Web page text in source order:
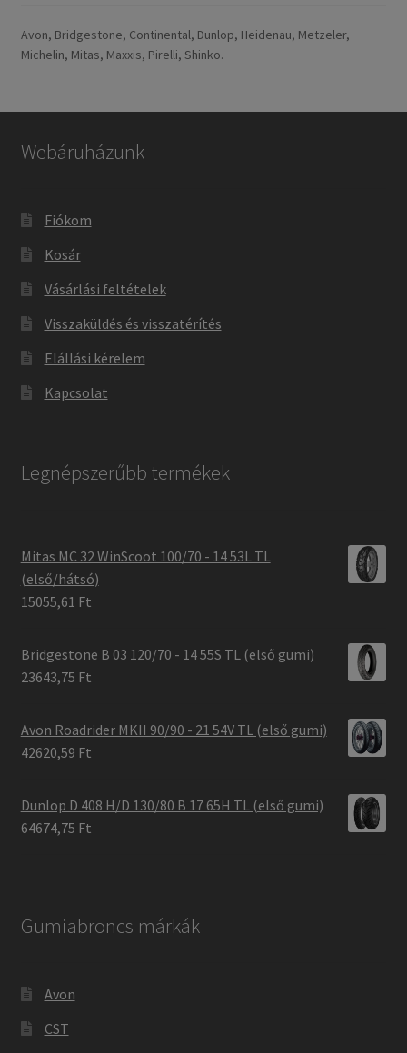
Avon, Bridgestone, Continental, Dunlop, Heidenau, Metzeler,
Michelin, Mitas, Maxxis, Pirelli, Shinko.
Webáruházunk
Fiókom
Kosár
Vásárlási feltételek
Visszaküldés és visszatérítés
Elállási kérelem
Kapcsolat
Legnépszerűbb termékek
Mitas MC 32 WinScoot 100/70 - 14 53L TL
(első/hátsó)
15055,61 Ft
Bridgestone B 03 120/70 - 14 55S TL (első gumi)
23643,75 Ft
Avon Roadrider MKII 90/90 - 21 54V TL (első gumi)
42620,59 Ft
Dunlop D 408 H/D 130/80 B 17 65H TL (első gumi)
64674,75 Ft
Gumiabroncs márkák
Avon
CST